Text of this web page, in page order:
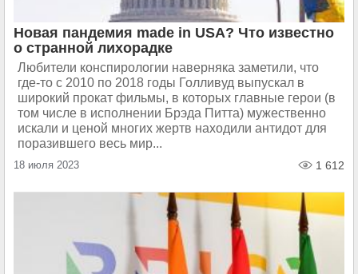
Новая пандемия made in USA? Что известно
о странной лихорадке
Любители конспирологии наверняка заметили, что
где-то с 2010 по 2018 годы Голливуд выпускал в
широкий прокат фильмы, в которых главные герои (в
том числе в исполнении Брэда Питта) мужественно
искали и ценой многих жертв находили антидот для
поразившего весь мир...
18 июля 2023 1 612